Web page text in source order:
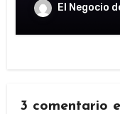
El Negocio
3 comentario